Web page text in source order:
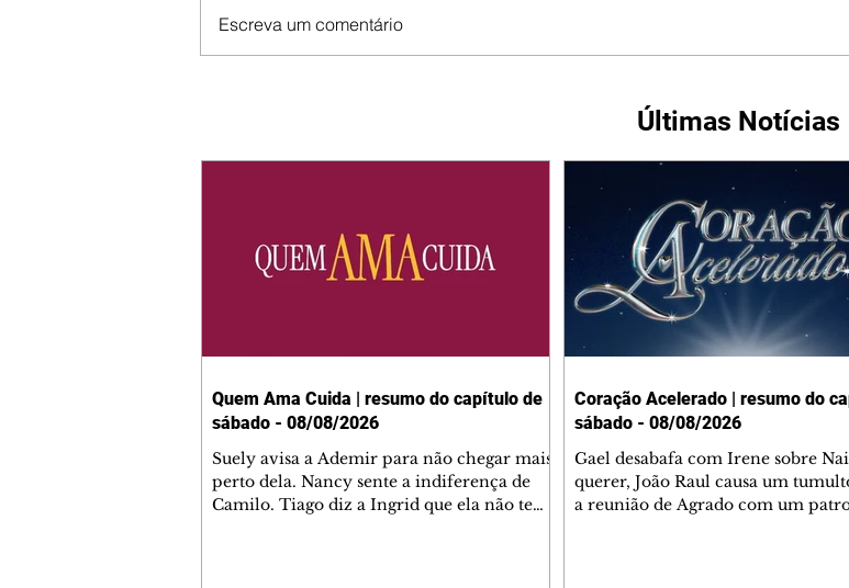
Escreva um comentário
Últimas Notícias
Quem Ama Cuida | resumo do capítulo de
sábado - 08/08/2026
Suely avisa a Ademir para não chegar mais
perto dela. Nancy sente a indiferença de
Camilo. Tiago diz a Ingrid que ela não tem
Coração Acelerado | resumo do
sábado - 08/08/2026
Gael desabafa com Irene sobre
querer, João Raul causa um
a reunião de Agrado com um